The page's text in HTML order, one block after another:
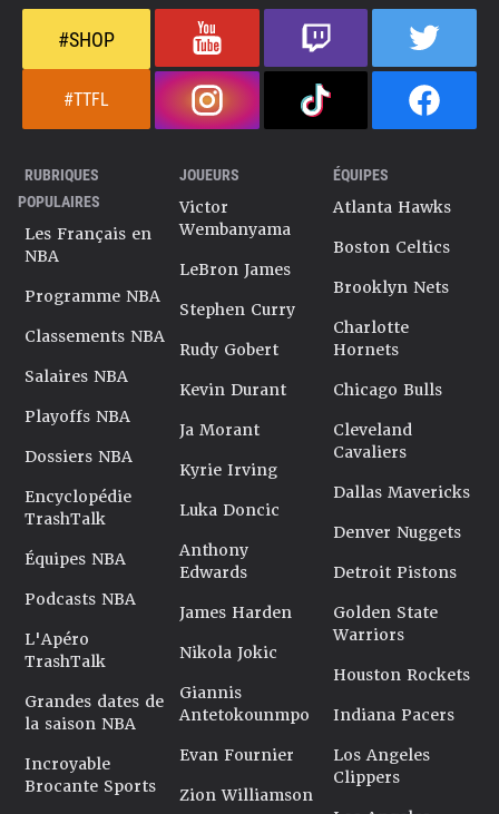
#SHOP
#TTFL
RUBRIQUES
POPULAIRES
Les Français en
NBA
Programme NBA
Classements NBA
Salaires NBA
Playoffs NBA
Dossiers NBA
Encyclopédie
TrashTalk
Équipes NBA
Podcasts NBA
L'Apéro
TrashTalk
Grandes dates de
la saison NBA
Incroyable
Brocante Sports
JOUEURS
Victor
Wembanyama
LeBron James
Stephen Curry
Rudy Gobert
Kevin Durant
Ja Morant
Kyrie Irving
Luka Doncic
Anthony
Edwards
James Harden
Nikola Jokic
Giannis
Antetokounmpo
Evan Fournier
Zion Williamson
ÉQUIPES
Atlanta Hawks
Boston Celtics
Brooklyn Nets
Charlotte
Hornets
Chicago Bulls
Cleveland
Cavaliers
Dallas Mavericks
Denver Nuggets
Detroit Pistons
Golden State
Warriors
Houston Rockets
Indiana Pacers
Los Angeles
Clippers